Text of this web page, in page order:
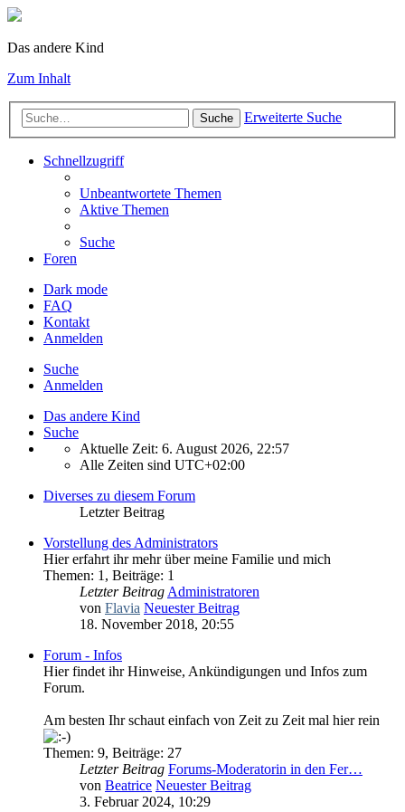
Das andere Kind
Zum Inhalt
Suche Erweiterte Suche
Schnellzugriff
Unbeantwortete Themen
Aktive Themen
Suche
Foren
Dark mode
FAQ
Kontakt
Anmelden
Suche
Anmelden
Das andere Kind
Suche
Aktuelle Zeit: 6. August 2026, 22:57
Alle Zeiten sind UTC+02:00
Diverses zu diesem Forum
Letzter Beitrag
Vorstellung des Administrators
Hier erfahrt ihr mehr über meine Familie und mich
Themen: 1 , Beiträge: 1
Letzter Beitrag Administratoren
von Flavia Neuester Beitrag
18. November 2018, 20:55
Forum - Infos
Hier findet ihr Hinweise, Ankündigungen und Infos zum
Forum.
Am besten Ihr schaut einfach von Zeit zu Zeit mal hier rein
Themen: 9, Beiträge: 27
Letzter Beitrag Forums-Moderatorin in den Fer…
von Beatrice Neuester Beitrag
3. Februar 2024, 10:29